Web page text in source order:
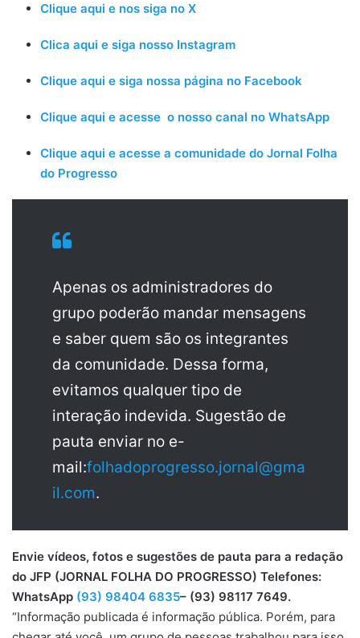
Clique aqui e nos siga no X
Clica aqui e siga nosso Instagram
Clique aqui e siga nossa página no Facebook
Clique aqui e acesse o nosso canal no WhatsApp
Clique aqui e acesse a comunidade do Jornal Folha
do Progresso
Apenas os administradores do
grupo poderão mandar mensagens
e saber quem são os integrantes
da comunidade. Dessa forma,
evitamos qualquer tipo de
interação indevida. Sugestão de
pauta enviar no e-
mail:folhadoprogresso.jornal@gma
il.com.
Envie vídeos, fotos e sugestões de pauta para a redação
do JFP (JORNAL FOLHA DO PROGRESSO) Telefones:
WhatsApp (93) 98404 6835– (93) 98117 7649.
“Informação publicada é informação pública. Porém, para